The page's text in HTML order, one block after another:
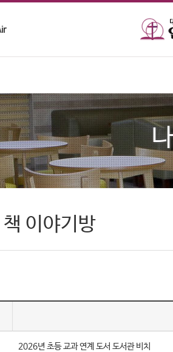
이야기방
2026년 초등 교과 연계 도서 도서관 비치